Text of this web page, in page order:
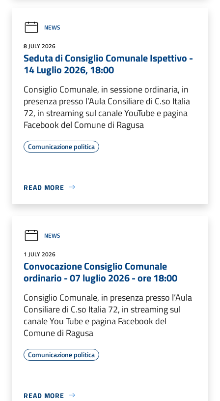
NEWS
8 JULY 2026
Seduta di Consiglio Comunale Ispettivo -
14 Luglio 2026, 18:00
Consiglio Comunale, in sessione ordinaria, in
presenza presso l’Aula Consiliare di C.so Italia
72, in streaming sul canale YouTube e pagina
Facebook del Comune di Ragusa
Comunicazione politica
READ MORE
NEWS
1 JULY 2026
Convocazione Consiglio Comunale
ordinario - 07 luglio 2026 - ore 18:00
Consiglio Comunale, in presenza presso l’Aula
Consiliare di C.so Italia 72, in streaming sul
canale You Tube e pagina Facebook del
Comune di Ragusa
Comunicazione politica
READ MORE